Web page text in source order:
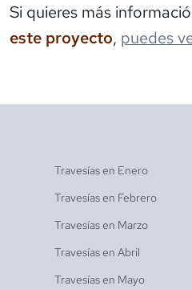
Si quieres más
este proyecto, puedes
Travesías en Enero
Travesías en Febrero
Travesías en Marzo
Travesías en Abril
Travesías en Mayo